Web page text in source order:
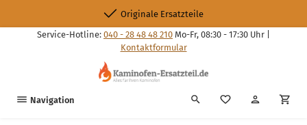
Originale Ersatzteile
Service-Hotline: 040 - 28 48 48 210 Mo-Fr, 08:30 - 17:30 Uhr |
Kontaktformular
Navigation Du hast 0